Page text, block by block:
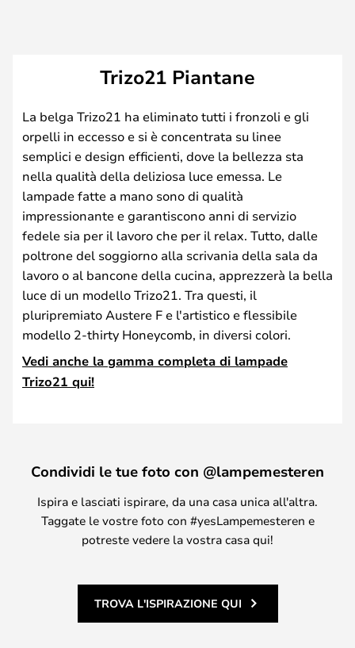
Trizo21 Piantane
La belga Trizo21 ha eliminato tutti i fronzoli e gli
orpelli in eccesso e si è concentrata su linee
semplici e design efficienti, dove la bellezza sta
nella qualità della deliziosa luce emessa. Le
lampade fatte a mano sono di qualità
impressionante e garantiscono anni di servizio
fedele sia per il lavoro che per il relax. Tutto, dalle
poltrone del soggiorno alla scrivania della sala da
lavoro o al bancone della cucina, apprezzerà la bella
luce di un modello Trizo21. Tra questi, il
pluripremiato Austere F e l'artistico e flessibile
modello 2-thirty Honeycomb, in diversi colori.
Vedi anche la gamma completa di lampade
Trizo21 qui!
Condividi le tue foto con @lampemesteren
Ispira e lasciati ispirare, da una casa unica all'altra.
Taggate le vostre foto con #yesLampemesteren e
potreste vedere la vostra casa qui!
TROVA L'ISPIRAZIONE QUI